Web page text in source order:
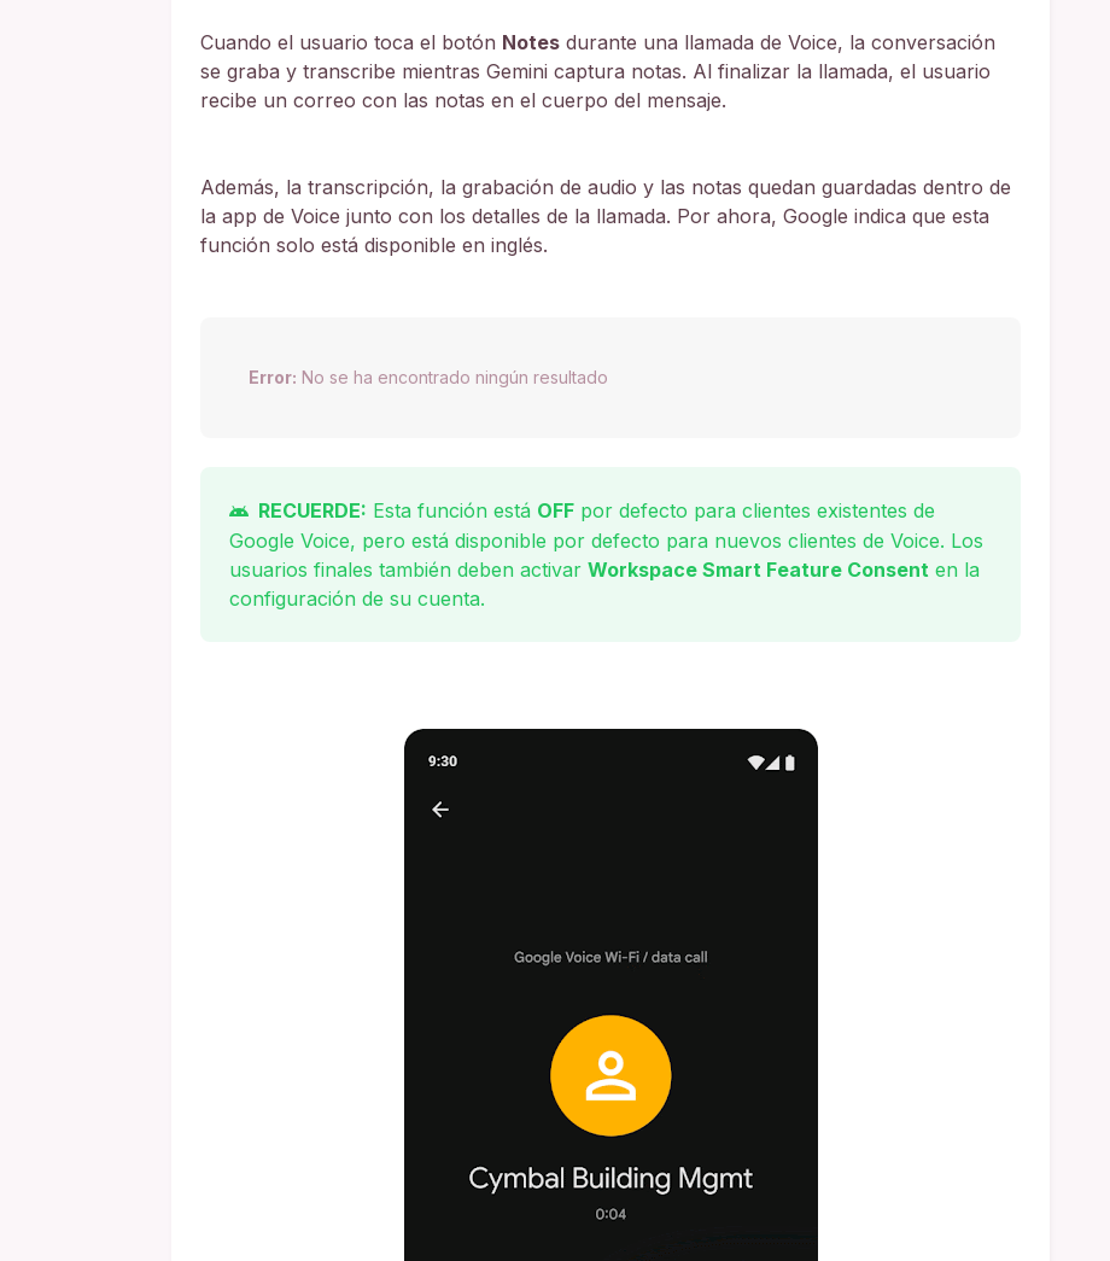
Cuando el usuario toca el botón Notes durante una llamada de Voice, la conversación
se graba y transcribe mientras Gemini captura notas. Al finalizar la llamada, el usuario
recibe un correo con las notas en el cuerpo del mensaje.
Además, la transcripción, la grabación de audio y las notas quedan guardadas dentro de
la app de Voice junto con los detalles de la llamada. Por ahora, Google indica que esta
función solo está disponible en inglés.
Error: No se ha encontrado ningún resultado
RECUERDE: Esta función está OFF por defecto para clientes existentes de
Google Voice, pero está disponible por defecto para nuevos clientes de Voice. Los
usuarios finales también deben activar Workspace Smart Feature Consent en la
configuración de su cuenta.